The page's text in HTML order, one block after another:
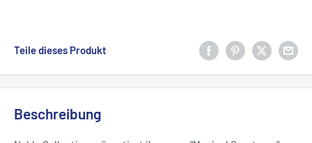
Teile dieses Produkt
Beschreibung